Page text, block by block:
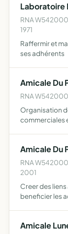
Laboratoire
RNA
1971
Raffermir et
ses adhérents
Amicale Du
RNA
Organisation
commerciales
Amicale Du
RNA
2001
Creer des
beneficier les
Amicale